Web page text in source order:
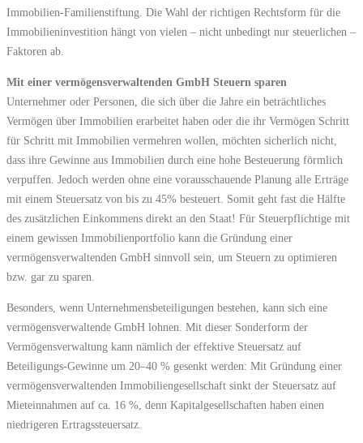
Immobilien-Familienstiftung. Die Wahl der richtigen Rechtsform für die
Immobilieninvestition hängt von vielen – nicht unbedingt nur steuerlichen –
Faktoren ab.
Mit einer vermögensverwaltenden GmbH Steuern sparen
Unternehmer oder Personen, die sich über die Jahre ein beträchtliches
Vermögen über Immobilien erarbeitet haben oder die ihr Vermögen Schritt
für Schritt mit Immobilien vermehren wollen, möchten sicherlich nicht,
dass ihre Gewinne aus Immobilien durch eine hohe Besteuerung förmlich
verpuffen. Jedoch werden ohne eine vorausschauende Planung alle Erträge
mit einem Steuersatz von bis zu 45% besteuert. Somit geht fast die Hälfte
des zusätzlichen Einkommens direkt an den Staat! Für Steuerpflichtige mit
einem gewissen Immobilienportfolio kann die Gründung einer
vermögensverwaltenden GmbH sinnvoll sein, um Steuern zu optimieren
bzw. gar zu sparen.
Besonders, wenn Unternehmensbeteiligungen bestehen, kann sich eine
vermögensverwaltende GmbH lohnen. Mit dieser Sonderform der
Vermögensverwaltung kann nämlich der effektive Steuersatz auf
Beteiligungs-Gewinne um 20–40 % gesenkt werden: Mit Gründung einer
vermögensverwaltenden Immobiliengesellschaft sinkt der Steuersatz auf
Mieteinnahmen auf ca. 16 %, denn Kapitalgesellschaften haben einen
niedrigeren Ertragssteuersatz.